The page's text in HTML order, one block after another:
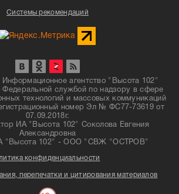
Системы рекомендаций
Информационное агентство "Высота 102"
Федеральной службой по надзору в сфере
технологий и массовых коммуникаций
номер Эл № ФС77-73619 от
07.09.2018г.
ИА "Высота 102" Соколова Евгения
Александровна
"Высота 102" - ООО "СВЖ "ОСТРОВ"
конфиденциальности
перепечатки и цитирования материалов